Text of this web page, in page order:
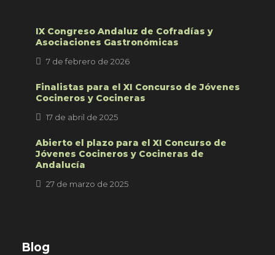
IX Congreso Andaluz de Cofradías y
Asociaciones Gastronómicas
7 de febrero de 2026
Finalistas para el XI Concurso de Jóvenes
Cocineros y Cocineras
17 de abril de 2025
Abierto el plazo para el XI Concurso de
Jóvenes Cocineros y Cocineras de
Andalucía
27 de marzo de 2025
Blog